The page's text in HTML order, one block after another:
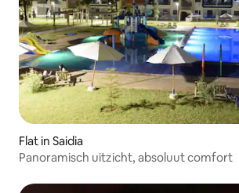
Flat in Saidia
Panoramisch uitzicht, absoluut comfort